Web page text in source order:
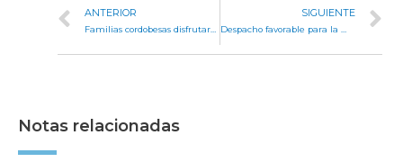
ANTERIOR
Familias cordobesas disfrutaron del Festival Legislatura Abierta
SIGUIENTE
Notas relacionadas